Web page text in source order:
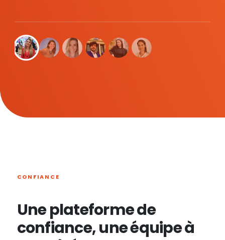
CONFIANCE
Une plateforme de
confiance, une équipe à